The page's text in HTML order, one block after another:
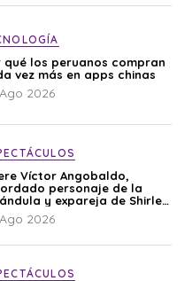
qué los peruanos compran
vez más en apps chinas
2026
Víctor Angobaldo,
personaje de la
y expareja de Shirley
2026